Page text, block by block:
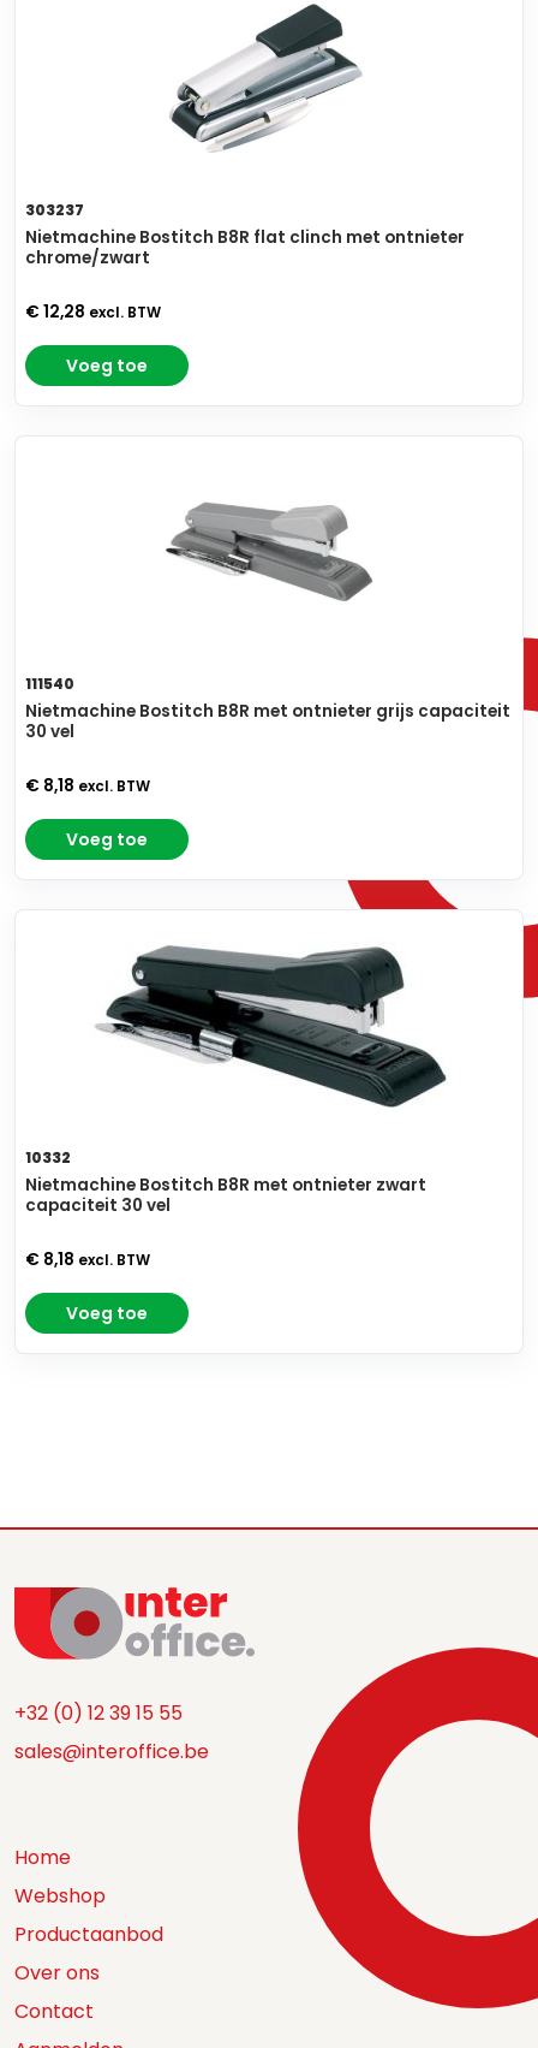
303237
Nietmachine Bostitch B8R flat clinch met ontnieter
chrome/zwart
€ 12,28 excl. BTW
Voeg toe
111540
Nietmachine Bostitch B8R met ontnieter grijs capaciteit
30 vel
€ 8,18 excl. BTW
Voeg toe
10332
Nietmachine Bostitch B8R met ontnieter zwart
capaciteit 30 vel
€ 8,18 excl. BTW
Voeg toe
+32 (0) 12 39 15 55
sales@interoffice.be
Home
Webshop
Productaanbod
Over ons
Contact